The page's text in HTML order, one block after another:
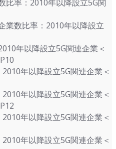
比率：2010年以降設立5G関
業数比率：2010年以降設立
年以降設立5G関連企業＜
年以降設立5G関連企業＜
年以降設立5G関連企業＜
年以降設立5G関連企業＜
年以降設立5G関連企業＜